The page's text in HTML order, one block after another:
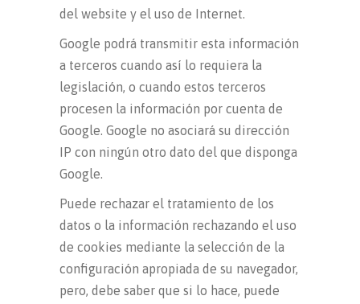
del website y el uso de Internet.
Google podrá transmitir esta información
a terceros cuando así lo requiera la
legislación, o cuando estos terceros
procesen la información por cuenta de
Google. Google no asociará su dirección
IP con ningún otro dato del que disponga
Google.
Puede rechazar el tratamiento de los
datos o la información rechazando el uso
de cookies mediante la selección de la
configuración apropiada de su navegador,
pero, debe saber que si lo hace, puede